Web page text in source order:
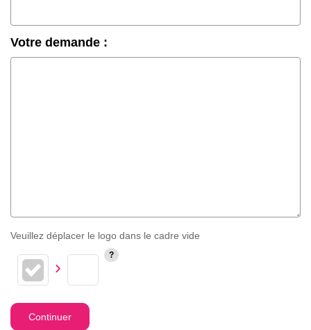
Votre demande :
Veuillez déplacer le logo dans le cadre vide
Continuer